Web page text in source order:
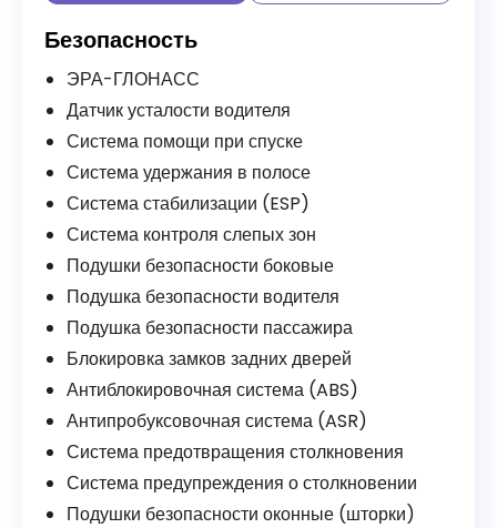
Безопасность
ЭРА-ГЛОНАСС
Датчик усталости водителя
Система помощи при спуске
Система удержания в полосе
Система стабилизации (ESP)
Система контроля слепых зон
Подушки безопасности боковые
Подушка безопасности водителя
Подушка безопасности пассажира
Блокировка замков задних дверей
Антиблокировочная система (ABS)
Антипробуксовочная система (ASR)
Система предотвращения столкновения
Система предупреждения о столкновении
Подушки безопасности оконные (шторки)